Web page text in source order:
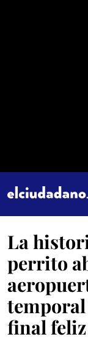
La
perrito
final feliz